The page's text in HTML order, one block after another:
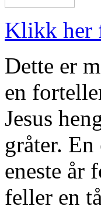
Klikk her
Dette er
en
Jesus
gråter.
eneste år
feller en